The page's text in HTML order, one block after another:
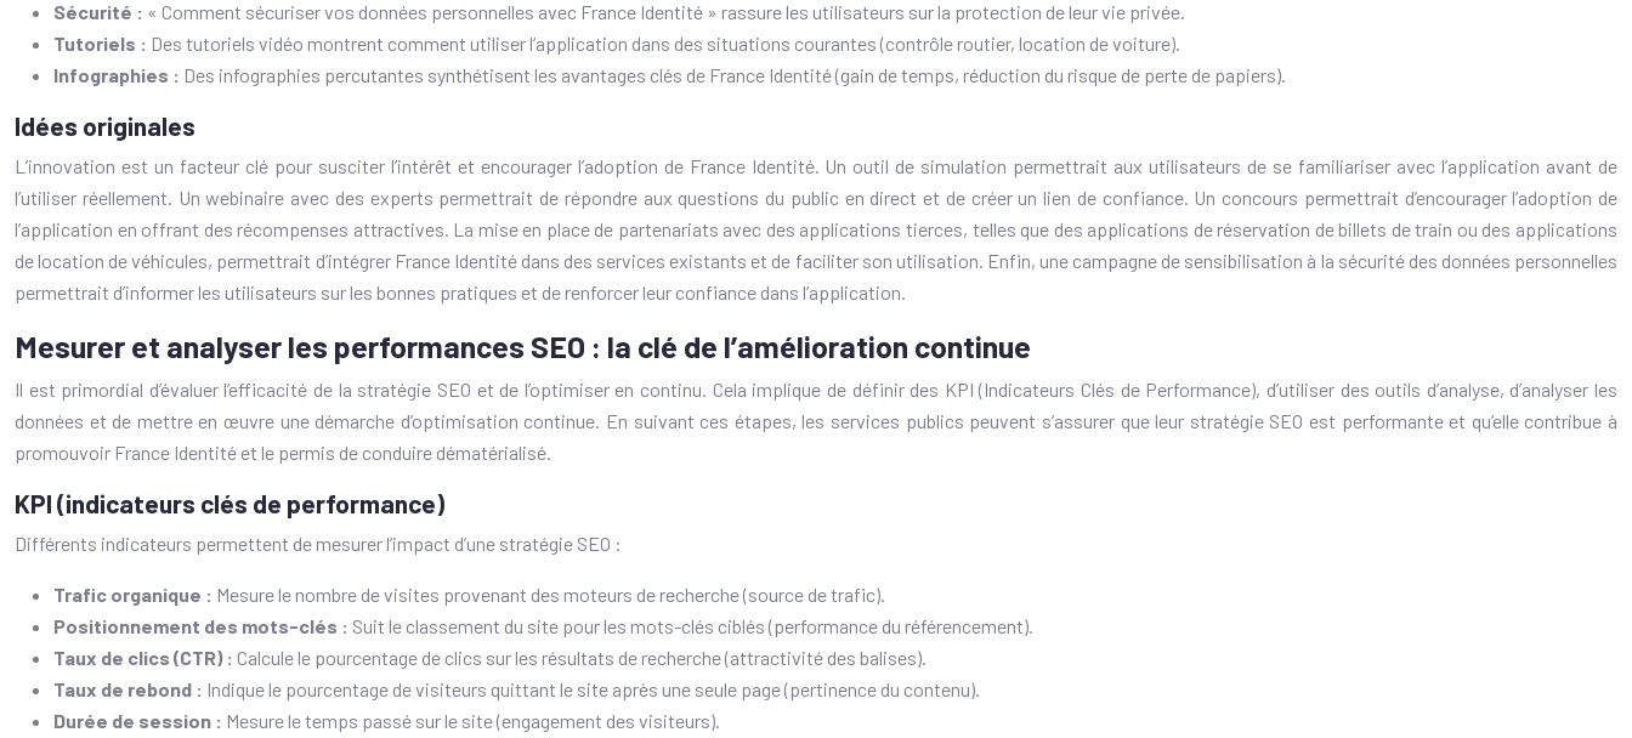
Sécurité : « Comment sécuriser vos données personnelles avec France Identité » rassure les utilisateurs sur la protection de leur vie privée.
Tutoriels : Des tutoriels vidéo montrent comment utiliser l’application dans des situations courantes (contrôle routier, location de voiture).
Infographies : Des infographies percutantes synthétisent les avantages clés de France Identité (gain de temps, réduction du risque de perte de papiers).
Idées originales
L’innovation est un facteur clé pour susciter l’intérêt et encourager l’adoption de France Identité. Un outil de simulation permettrait aux utilisateurs de se familiariser avec l’application avant de
l’utiliser réellement. Un webinaire avec des experts permettrait de répondre aux questions du public en direct et de créer un lien de confiance. Un concours permettrait d’encourager l’adoption de
l’application en offrant des récompenses attractives. La mise en place de partenariats avec des applications tierces, telles que des applications de réservation de billets de train ou des applications
de location de véhicules, permettrait d’intégrer France Identité dans des services existants et de faciliter son utilisation. Enfin, une campagne de sensibilisation à la sécurité des données personnelles
permettrait d’informer les utilisateurs sur les bonnes pratiques et de renforcer leur confiance dans l’application.
Mesurer et analyser les performances SEO : la clé de l’amélioration continue
Il est primordial d’évaluer l’efficacité de la stratégie SEO et de l’optimiser en continu. Cela implique de définir des KPI (Indicateurs Clés de Performance), d’utiliser des outils d’analyse, d’analyser les
données et de mettre en œuvre une démarche d’optimisation continue. En suivant ces étapes, les services publics peuvent s’assurer que leur stratégie SEO est performante et qu’elle contribue à
promouvoir France Identité et le permis de conduire dématérialisé.
KPI (indicateurs clés de performance)
Différents indicateurs permettent de mesurer l’impact d’une stratégie SEO :
Trafic organique : Mesure le nombre de visites provenant des moteurs de recherche (source de trafic).
Positionnement des mots-clés : Suit le classement du site pour les mots-clés ciblés (performance du référencement).
Taux de clics (CTR) : Calcule le pourcentage de clics sur les résultats de recherche (attractivité des balises).
Taux de rebond : Indique le pourcentage de visiteurs quittant le site après une seule page (pertinence du contenu).
Durée de session : Mesure le temps passé sur le site (engagement des visiteurs).